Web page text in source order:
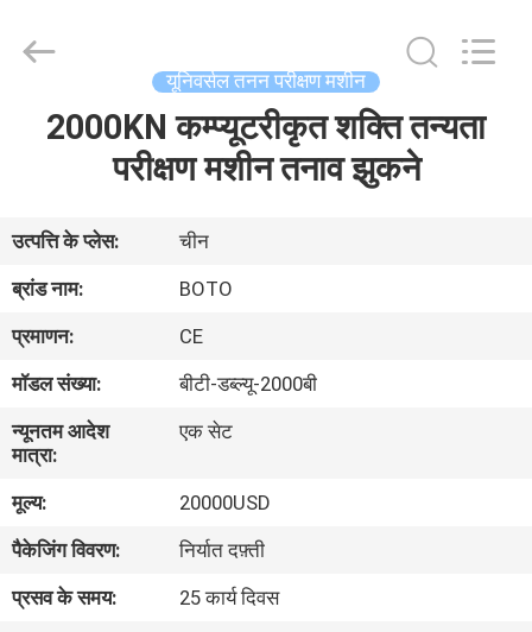
हमारे
बारे
कारखाना
गुणवत्ता
नियंत्रण
LTD.
यूनिवर्सल तनन परीक्षण मशीन
2000KN कम्प्यूटरीकृत शक्ति तन्यता
परीक्षण मशीन तनाव झुकने
उत्पत्ति के प्लेस:
चीन
ब्रांड नाम:
BOTO
प्रमाणन:
CE
मॉडल संख्या:
बीटी-डब्ल्यू-2000बी
न्यूनतम आदेश
मात्रा:
एक सेट
मूल्य:
20000USD
पैकेजिंग विवरण:
निर्यात दफ़्ती
प्रसव के समय:
25 कार्य दिवस